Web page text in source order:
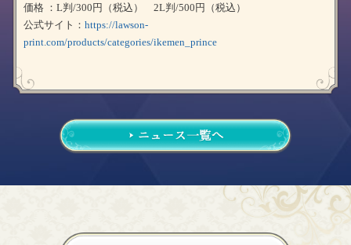
価格 ：L判/300円（税込） 2L判/500円（税込）
公式サイト： https://lawson-
print.com/products/categories/ikemen_prince